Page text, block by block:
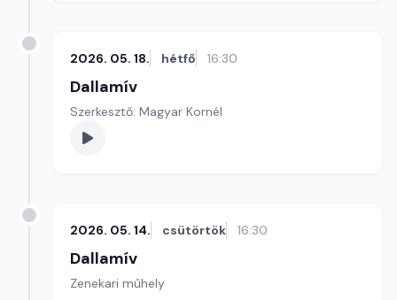
2026. 05. 18. hétfő 16:30
Dallamív
Szerkesztő: Magyar Kornél
2026. 05. 14. csütörtök 16:30
Dallamív
Zenekari műhely